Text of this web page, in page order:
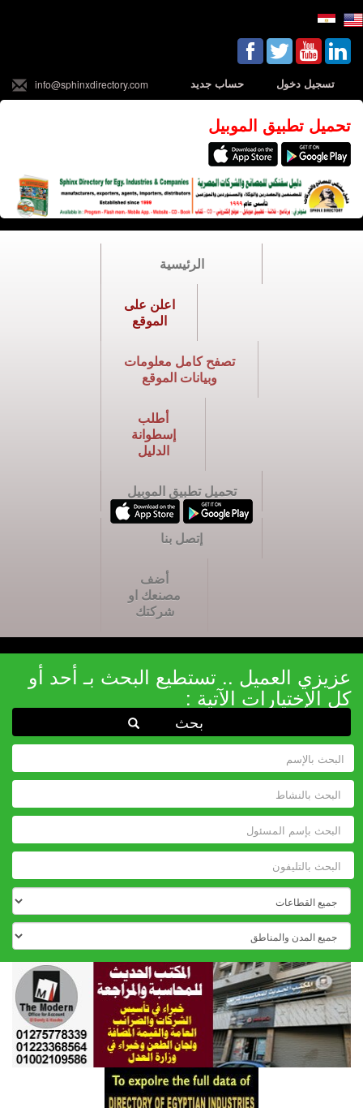
تسجيل دخول حساب جديد info@sphinxdirectory.com
تحميل تطبيق الموبيل
الرئيسية
اعلن على
الموقع
تصفح كامل معلومات
وبيانات الموقع
أطلب
إسطوانة
الدليل
تحميل تطبيق الموبيل
إتصل بنا
أضف
مصنعك او
شركتك
عزيزي العميل .. تستطيع البحث بـ أحد أو
كل الإختيارات الآتية :